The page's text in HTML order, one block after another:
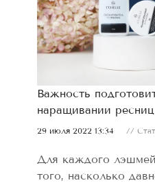
Важность
наращивании ресниц
29 июля 2022 13:34 //
Для каждого
того, насколько